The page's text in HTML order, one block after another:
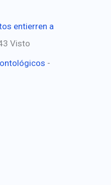
entierren a
Visto
-